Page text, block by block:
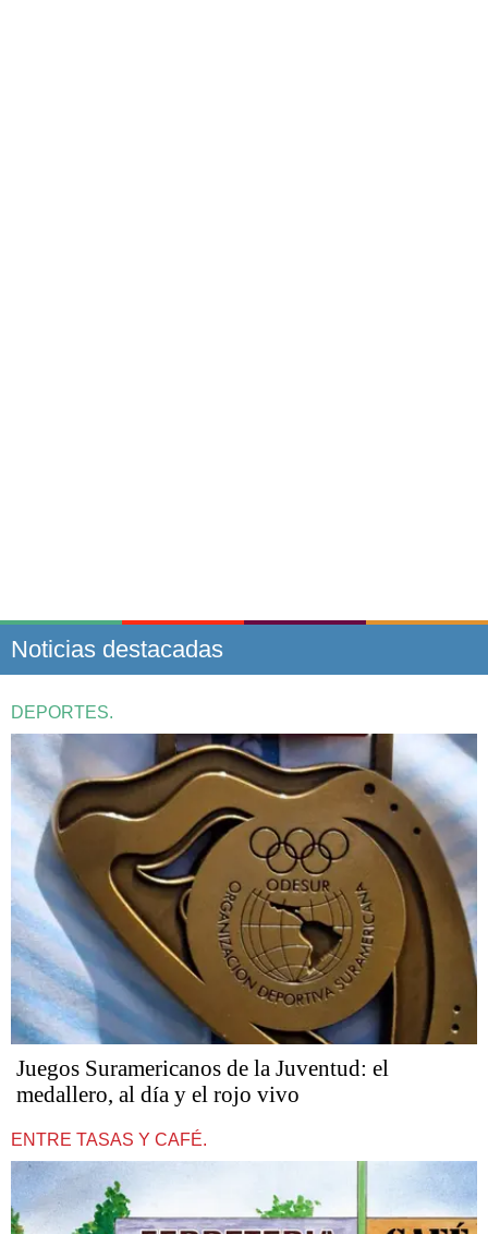
Noticias destacadas
DEPORTES.
Juegos Suramericanos de la Juventud: el
medallero, al día y el rojo vivo
ENTRE TASAS Y CAFÉ.